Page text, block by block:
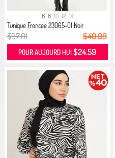
6 8 10 12 14
Tunique Froncee 23065-01 Noir
$97.01 $40.99
POUR AUJOURD HUI$24.59